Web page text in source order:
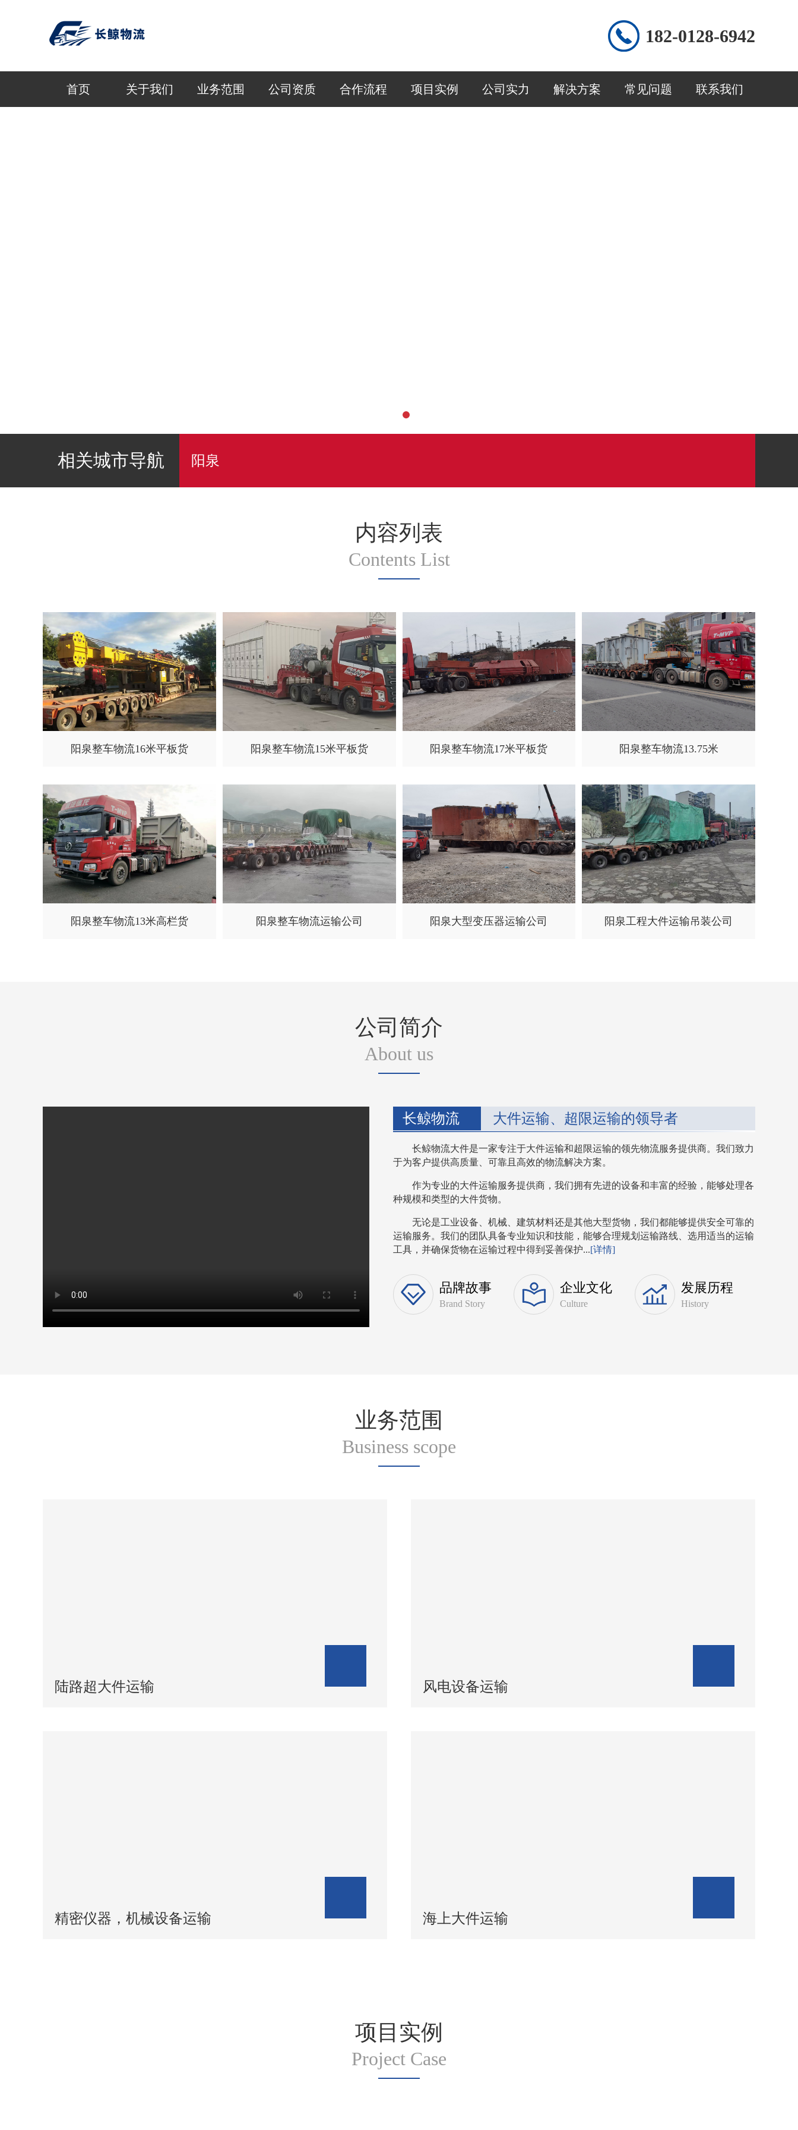
182-0128-6942
首页 关于我们 业务范围 公司资质 合作流程 项目实例 公司实力 解决方案 常见问题 联系我们
相关城市导航 阳泉
内容列表
Contents List
阳泉整车物流16米平板货 阳泉整车物流15米平板货 阳泉整车物流17米平板货 阳泉整车物流13.75米
阳泉整车物流13米高栏货 阳泉整车物流运输公司 阳泉大型变压器运输公司 阳泉工程大件运输吊装公司
公司简介
About us
长鲸物流 大件运输、超限运输的领导者
长鲸物流大件是一家专注于大件运输和超限运输的领先物流服务提供商。我们致力
于为客户提供高质量、可靠且高效的物流解决方案。
作为专业的大件运输服务提供商，我们拥有先进的设备和丰富的经验，能够处理各
种规模和类型的大件货物。
无论是工业设备、机械、建筑材料还是其他大型货物，我们都能够提供安全可靠的
运输服务。我们的团队具备专业知识和技能，能够合理规划运输路线、选用适当的运输
工具，并确保货物在运输过程中得到妥善保护...[详情]
品牌故事
Brand Story
企业文化
Culture
发展历程
History
业务范围
Business scope
陆路超大件运输 风电设备运输
精密仪器，机械设备运输 海上大件运输
项目实例
Project Case